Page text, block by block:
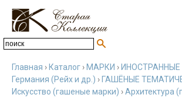
Главная › Каталог › МАРКИ ›
Германия (Рейх и др.) › ГАШЁНЫЕ
Искусство (гашеные марки) ›Архитектура